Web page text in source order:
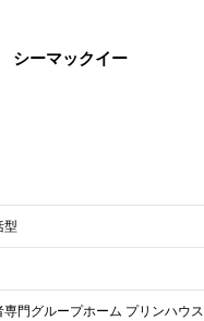
シーマックイー
型
門グループホーム プリンハウス